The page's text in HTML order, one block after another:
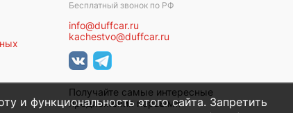
Бесплатный звонок по РФ
info@duffcar.ru
kachestvo@duffcar.ru
Получайте самые интересные
предложения первыми
и функциональность этого сайта. Запретить